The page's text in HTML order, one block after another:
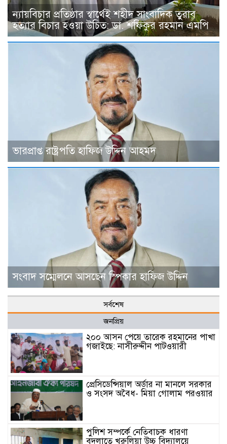
ন্যায়বিচার প্রতিষ্ঠার স্বার্থেই শহীদ সাংবাদিক তুরাব
হত্যার বিচার হওয়া উচিত: ডা. শফিকুর রহমান এমপি
ভারপ্রাপ্ত রাষ্ট্রপতি হাফিজ উদ্দিন আহমদ
সংবাদ সম্মেলনে আসছেন স্পিকার হাফিজ উদ্দিন
সর্বশেষ
জনপ্রিয়
২০০ আসন পেয়ে তারেক রহমানের পাখা
গজাইছে: নাসীরুদ্দীন পাটওয়ারী
প্রেসিডেন্সিয়াল অর্ডার না মানলে সরকার
ও সংসদ অবৈধ- মিয়া গোলাম পরওয়ার
পুলিশ সম্পর্কে নেতিবাচক ধারণা
বদলাতে খুরুলিয়া উচ্চ বিদ্যালয়ে